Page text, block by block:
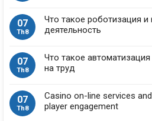
07
Th8
Что такое роботизация и
деятельность
07
Th8
Что такое
на труд
07
Th8
Casino on-line services
player engagement